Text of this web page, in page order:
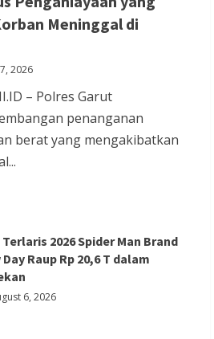
Andra Soni Tata
Serang Barat
6, 2026
Hadiri Perayaan HUT
Bio, Perkuat Sinergitas
Tokoh Agama
6, 2026
Meninggal di
2026
– Polres Garut
penanganan
berat yang mengakibatkan
2026 Spider Man Brand
Day Raup Rp 20,6 T dalam
6, 2026